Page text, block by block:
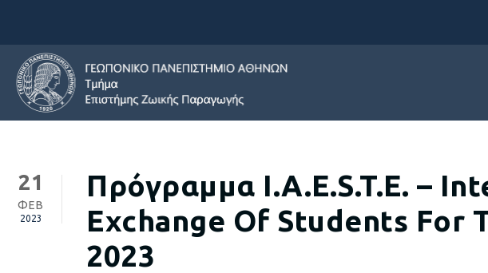
21
ΦΕΒ
2023
Πρόγραμμα I.A.E.S.T.E. –
Exchange Of Students For
2023